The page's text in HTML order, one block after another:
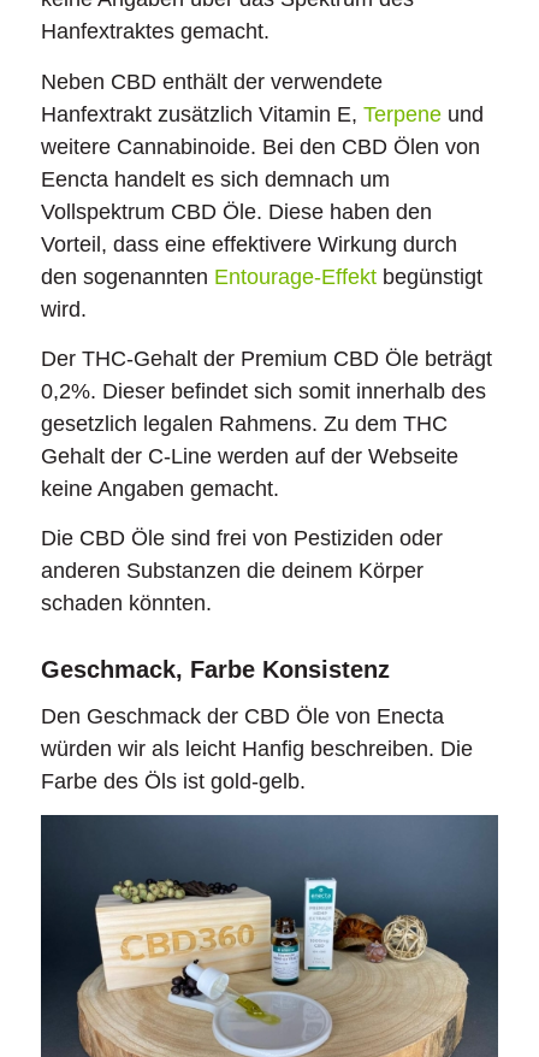
Hanfextraktes gemacht.
Neben CBD enthält der verwendete
Hanfextrakt zusätzlich Vitamin E, Terpeneund
weitere Cannabinoide. Bei den CBD Ölen von
Eencta handelt es sich demnach um
Vollspektrum CBD Öle. Diese haben den
Vorteil, dass eine effektivere Wirkung durch
den sogenannten Entourage-Effektbegünstigt
wird.
Der THC-Gehalt der Premium CBD Öle beträgt
0,2%. Dieser befindet sich somit innerhalb des
gesetzlich legalen Rahmens. Zu dem THC
Gehalt der C-Line werden auf der Webseite
keine Angaben gemacht.
Die CBD Öle sind frei von Pestiziden oder
anderen Substanzen die deinem Körper
schaden könnten.
Geschmack, Farbe Konsistenz
Den Geschmack der CBD Öle von Enecta
würden wir als leicht Hanfig beschreiben. Die
Farbe des Öls ist gold-gelb.